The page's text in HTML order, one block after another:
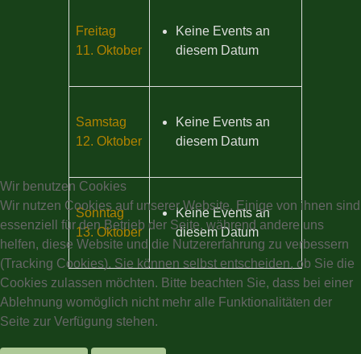
Freitag
11. Oktober
Keine Events an
diesem Datum
Samstag
12. Oktober
Keine Events an
diesem Datum
Sonntag
13. Oktober
Keine Events an
diesem Datum
Wir benutzen Cookies
Wir nutzen Cookies auf unserer Website. Einige von ihnen sind
essenziell für den Betrieb der Seite, während andere uns
helfen, diese Website und die Nutzererfahrung zu verbessern
(Tracking Cookies). Sie können selbst entscheiden, ob Sie die
Cookies zulassen möchten. Bitte beachten Sie, dass bei einer
Ablehnung womöglich nicht mehr alle Funktionalitäten der
Seite zur Verfügung stehen.